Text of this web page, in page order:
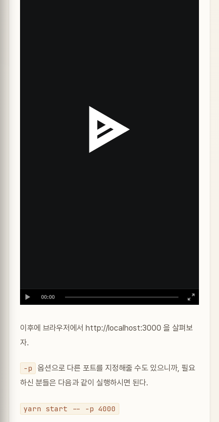
00:00
이후에 브라우저에서 http://localhost:3000 을 살펴보
자.
-p
옵션으로 다른 포트를 지정해줄 수도 있으니까, 필요
하신 분들은 다음과 같이 실행하시면 된다.
yarn start -- -p 4000